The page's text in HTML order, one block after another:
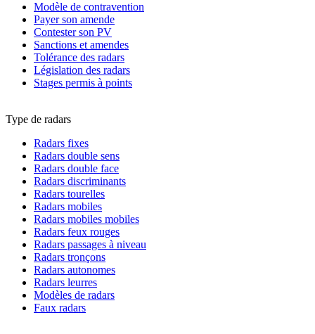
Modèle de contravention
Payer son amende
Contester son PV
Sanctions et amendes
Tolérance des radars
Législation des radars
Stages permis à points
Type de radars
Radars fixes
Radars double sens
Radars double face
Radars discriminants
Radars tourelles
Radars mobiles
Radars mobiles mobiles
Radars feux rouges
Radars passages à niveau
Radars tronçons
Radars autonomes
Radars leurres
Modèles de radars
Faux radars